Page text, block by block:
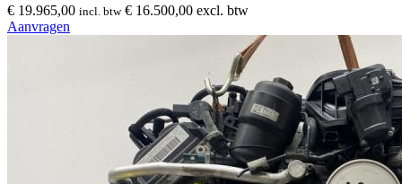
€ 19.965,00 incl. btw € 16.500,00 excl. btw
Aanvragen